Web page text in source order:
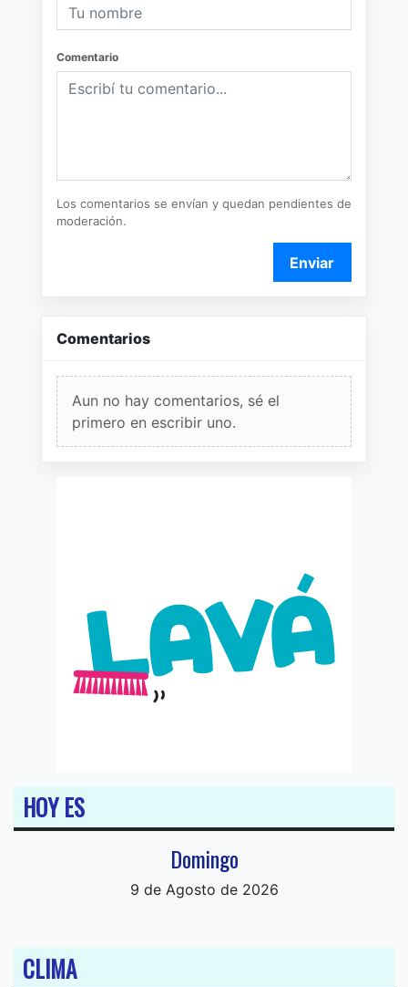
Comentario
Los comentarios se envían y quedan pendientes de
moderación.
Enviar
Comentarios
Aun no hay comentarios, sé el
primero en escribir uno.
HOY ES
Domingo
9 de Agosto de 2026
CLIMA